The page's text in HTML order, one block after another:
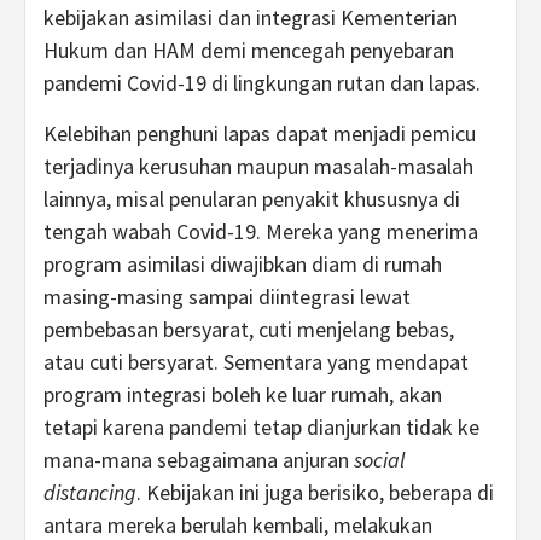
kebijakan asimilasi dan integrasi Kementerian
Hukum dan HAM demi mencegah penyebaran
pandemi Covid-19 di lingkungan rutan dan lapas.
Kelebihan penghuni lapas dapat menjadi pemicu
terjadinya kerusuhan maupun masalah-masalah
lainnya, misal penularan penyakit khususnya di
tengah wabah Covid-19. Mereka yang menerima
program asimilasi diwajibkan diam di rumah
masing-masing sampai diintegrasi lewat
pembebasan bersyarat, cuti menjelang bebas,
atau cuti bersyarat. Sementara yang mendapat
program integrasi boleh ke luar rumah, akan
tetapi karena pandemi tetap dianjurkan tidak ke
mana-mana sebagaimana anjuran social
distancing. Kebijakan ini juga berisiko, beberapa di
antara mereka berulah kembali, melakukan